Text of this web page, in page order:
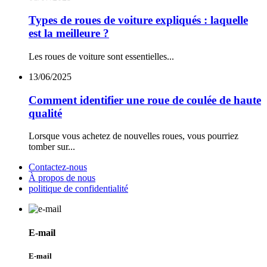
Types de roues de voiture expliqués : laquelle
est la meilleure ?
Les roues de voiture sont essentielles...
13/06/2025
Comment identifier une roue de coulée de haute
qualité
Lorsque vous achetez de nouvelles roues, vous pourriez
tomber sur...
Contactez-nous
À propos de nous
politique de confidentialité
E-mail
E-mail